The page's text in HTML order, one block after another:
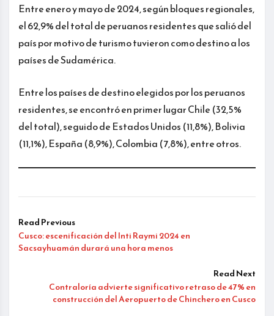
Entre enero y mayo de 2024, según bloques regionales,
el 62,9% del total de peruanos residentes que salió del
país por motivo de turismo tuvieron como destino a los
países de Sudamérica.
Entre los países de destino elegidos por los peruanos
residentes, se encontró en primer lugar Chile (32,5%
del total), seguido de Estados Unidos (11,8%), Bolivia
(11,1%), España (8,9%), Colombia (7,8%), entre otros.
Read Previous
Cusco: escenificación del Inti Raymi 2024 en
Sacsayhuamán durará una hora menos
Read Next
Contraloría advierte significativo retraso de 47% en
construcción del Aeropuerto de Chinchero en Cusco